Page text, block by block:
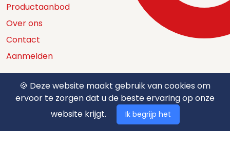
Productaanbod
Over ons
Contact
Aanmelden
Catalogus
Nuttige documenten
Privacy policy
🍪 Deze website maakt gebruik van cookies om
ervoor te zorgen dat u de beste ervaring op onze
website krijgt.
Ik begrijp het